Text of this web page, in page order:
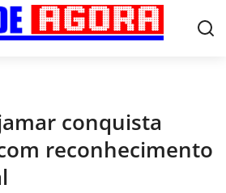
conquista
reconhecimento